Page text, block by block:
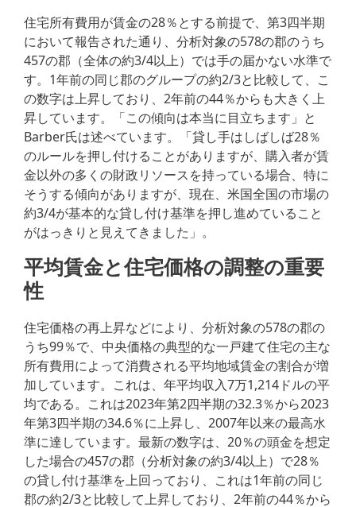
住宅所有費用が賃金の28％とする前提で、第3四半期
において報告された通り、分析対象の578の郡のうち
457の郡（全体の約3/4以上）では手の届かない水準で
す。1年前の同じ郡のグループの約2/3と比較して、こ
の数字は上昇しており、2年前の44％からも大きく上
昇しています。「この傾向は本当に目立ちます」と
Barber氏は述べています。「貸し手はしばしば28％
のルールを押し付けることがありますが、購入者が賃
金以外の多くの財政リソースを持っている場合、特に
そうする傾向がありますが、現在、米国全国の市場の
約3/4が基本的な貸し付け基準を押し進めていること
がはっきりと見えてきました」。
平均賃金と住宅価格の調整の重要
性
住宅価格の再上昇などにより、分析対象の578の郡の
うち99％で、中央価格の典型的な一戸建て住宅の主な
所有費用によって消費される平均地域賃金の割合が増
加しています。これは、年平均収入7万1,214ドルの平
均である。これは2023年第2四半期の32.3％から2023
年第3四半期の34.6％に上昇し、2007年以来の最高水
準に達しています。最新の数字は、20％の頭金を想定
した場合の457の郡（分析対象の約3/4以上）で28％
の貸し付け基準を上回っており、これは1年前の同じ
郡の約2/3と比較して上昇しており、2年前の44％から